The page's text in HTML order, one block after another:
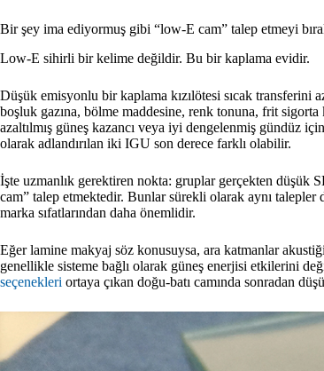
Bir şey ima ediyormuş gibi “low-E cam” talep etmeyi
Low-E sihirli bir kelime değildir. Bu bir kaplama evidir.
Düşük emisyonlu bir kaplama kızılötesi sıcak transferini
boşluk gazına, bölme maddesine, renk tonuna, frit sigorta
azaltılmış güneş kazancı veya iyi dengelenmiş gündüz
olarak adlandırılan iki IGU son derece farklı olabilir.
İşte uzmanlık gerektiren nokta: gruplar gerçekten düşük
cam” talep etmektedir. Bunlar sürekli olarak aynı talepler
marka sıfatlarından daha önemlidir.
Eğer lamine makyaj söz konusuysa, ara katmanlar
genellikle sisteme bağlı olarak güneş enerjisi etkilerini
seçenekleri ortaya çıkan doğu-batı camında sonradan